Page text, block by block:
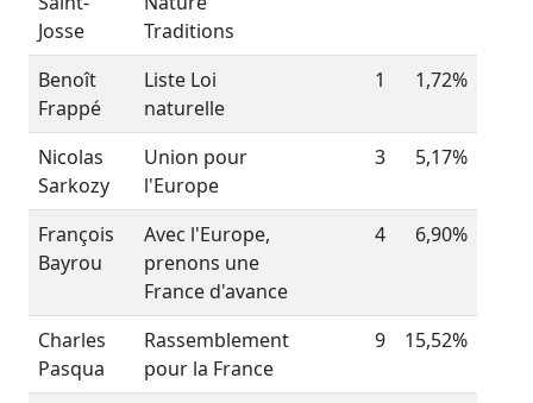
Josse
Traditions
Benoît
Frappé
Liste Loi
naturelle
1 1,72%
Nicolas
Sarkozy
Union pour
l'Europe
3 5,17%
François
Bayrou
Avec l'Europe,
prenons une
France d'avance
4 6,90%
Charles
Pasqua
Rassemblement
pour la France
9 15,52%